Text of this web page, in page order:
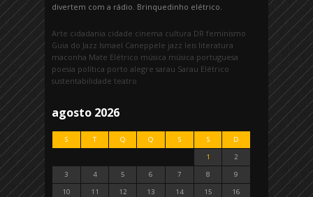
divertem com a rádio. Brinquedinho elétrico.
Arte cidadania cidade cinema cultura DR feminismo
Guia do Jazz Ismael Caneppele jazz leis literatura
maconha Mate Elétrico música música portuguesa
poesia política porto alegre sarau Sarau Elétrico
sustentabilidade teatro
agosto 2026
S T Q Q S S D
1
2
3
4 5 6 7 8
9
10
11 12 13 14 15
16